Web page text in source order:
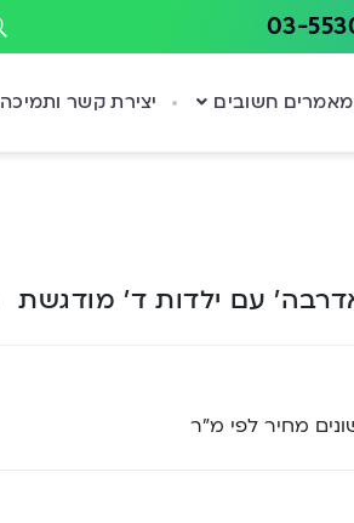
מאמרים חשובים יצירת קשר ותמיכה
עם ילדות ד’ מודגשת
מחיר לפי מ”ר